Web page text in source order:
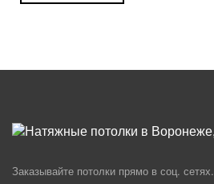
Заказывайте потолки прямо в соц. сетях.